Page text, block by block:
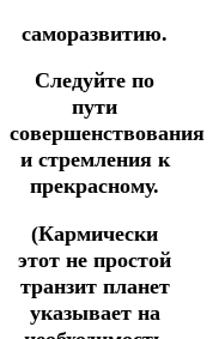
саморазвитию.
Следуйте по
пути
совершенствования
и стремления к
прекрасному.
(Кармически
этот не простой
транзит планет
указывает на